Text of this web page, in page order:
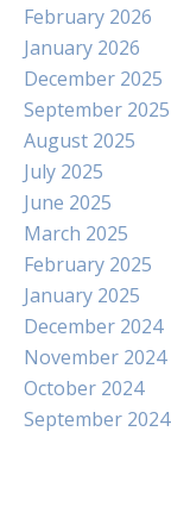
February 2026
January 2026
December 2025
September 2025
August 2025
July 2025
June 2025
March 2025
February 2025
January 2025
December 2024
November 2024
October 2024
September 2024